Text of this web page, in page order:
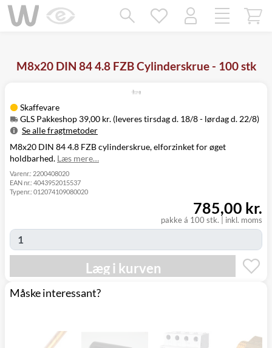
M8x20 DIN 84 4.8 FZB Cylinderskrue - 100 stk
Skaffevare
GLS Pakkeshop 39,00 kr. (leveres tirsdag d. 18/8 - lørdag d. 22/8)
Se alle fragtmetoder
Metode
Pris
Leveres
GLS
49,00 kr.
GLS Erhverv 49,00 kr.
Tirsdag d. 18/8
-
Click&Collect i
(9230)
0,00 kr.
- fredag d. 21/8
M8x20 DIN 84 4.8 FZB cylinderskrue, elforzinket for øget
holdbarhed. Læs mere…
Varenr.: 2200408020
EAN nr.: 4043952015537
Typenr.: 012074109080020
pakke á 100 stk. inkl. moms
785,00 kr.
Læg i kurven
Måske interessant?
Mangler chatten?
Ret samtykke!